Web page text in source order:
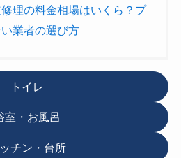
修理の料金相場はいくら？プ
業者の選び方
トイレ
室・お風呂
チン・台所